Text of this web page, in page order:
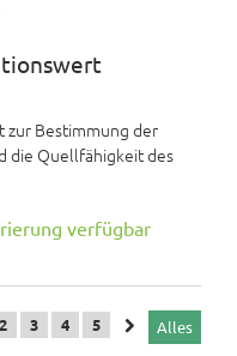
zur Bestimmung der
die Quellfähigkeit des
verfügbar
Alles
2 3 4 5